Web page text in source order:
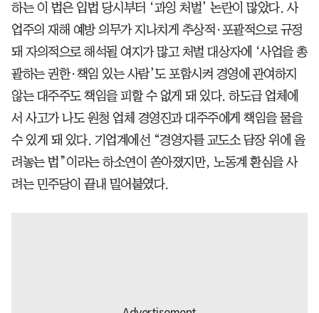
하는 이 법은 입법 당시부터 ‘과잉 처벌’ 논란이 많았다. 사
업주의 재해 예방 의무가 지나치게 추상적·포괄적으로 규정
돼 자의적으로 해석될 여지가 많고 처벌 대상자에 ‘사업을 총
괄하는 권한·책임 있는 사람’도 포함시켜 경영에 관여하지
않는 대주주도 책임을 피할 수 없게 돼 있다. 하도급 업체에
서 사고가 나도 원청 업체 경영진과 대주주에게 책임을 물을
수 있게 돼 있다. 기업계에선 “경영자를 교도소 담장 위에 올
려놓는 법”이라는 하소연이 쏟아졌지만, 노동계 환심을 사
려는 민주당이 끝내 밀어붙였다.